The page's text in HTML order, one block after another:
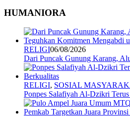
HUMANIORA
RELIGI06/08/2026
Dari Puncak Gunung Karang,
RELIGI, SOSIAL
Ponpes Salafiyah Al-Dzikri